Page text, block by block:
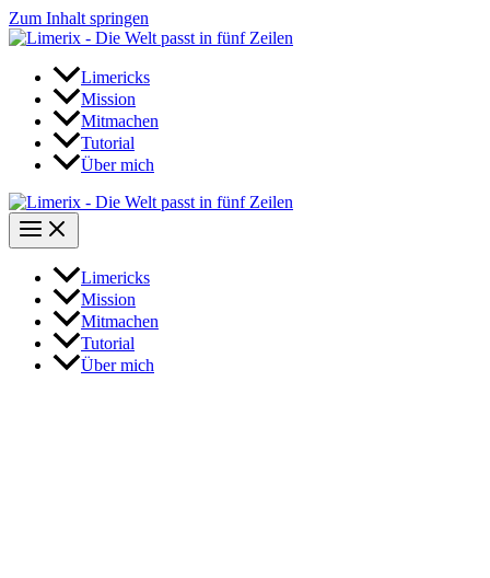
Zum Inhalt springen
Limericks
Mission
Mitmachen
Tutorial
Über mich
Limericks
Mission
Mitmachen
Tutorial
Über mich